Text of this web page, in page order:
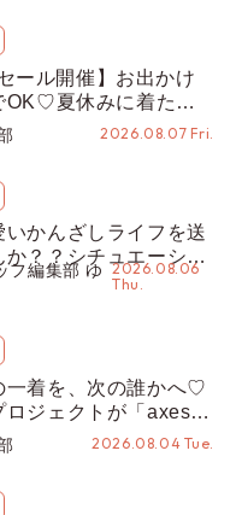
ール開催】お出かけ
OK♡夏休みに着たい
シーン別に徹底解説！
2026.08.07 Fri.
いかんざしライフを送
か？？シチュエーショ
”のオススメ【ショッ
部】
フ編集部 ゆ 2026.08.06
Thu.
一着を、次の誰かへ♡
ロジェクトが「axes
プデート！活用する
手に入る◎
2026.08.04 Tue.